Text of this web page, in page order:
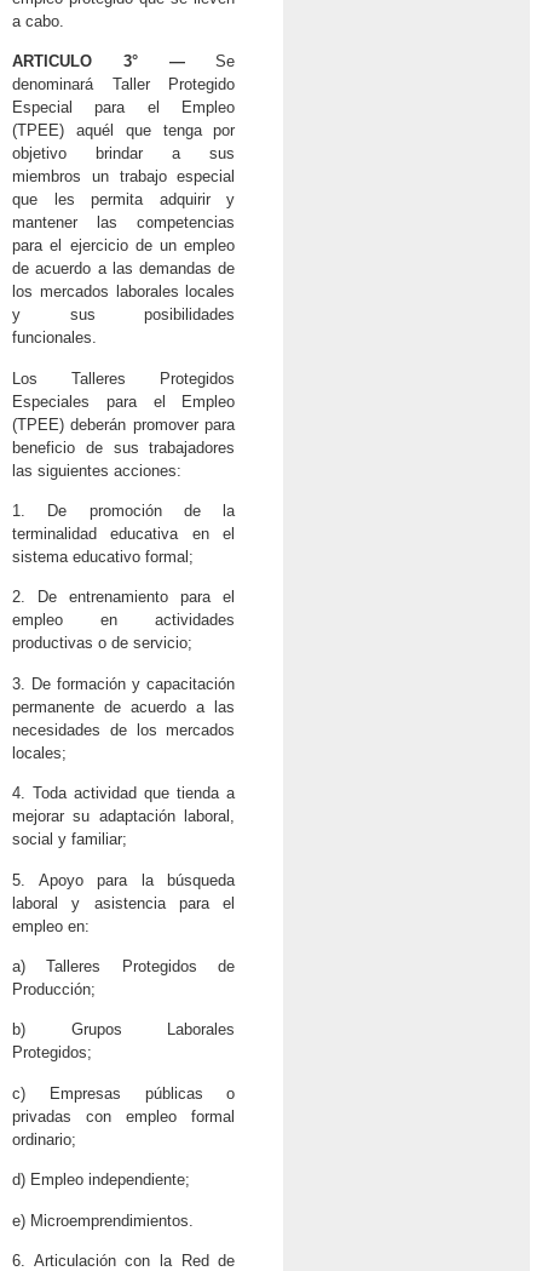
a cabo.
ARTICULO 3° —Se
denominará Taller Protegido
Especial para el Empleo
(TPEE) aquél que tenga por
objetivo brindar a sus
miembros un trabajo especial
que les permita adquirir y
mantener las competencias
para el ejercicio de un empleo
de acuerdo a las demandas de
los mercados laborales locales
y sus posibilidades
funcionales.
Los Talleres Protegidos
Especiales para el Empleo
(TPEE) deberán promover para
beneficio de sus trabajadores
las siguientes acciones:
1. De promoción de la
terminalidad educativa en el
sistema educativo formal;
2. De entrenamiento para el
empleo en actividades
productivas o de servicio;
3. De formación y capacitación
permanente de acuerdo a las
necesidades de los mercados
locales;
4. Toda actividad que tienda a
mejorar su adaptación laboral,
social y familiar;
5. Apoyo para la búsqueda
laboral y asistencia para el
empleo en:
a) Talleres Protegidos de
Producción;
b) Grupos Laborales
Protegidos;
c) Empresas públicas o
privadas con empleo formal
ordinario;
d) Empleo independiente;
e) Microemprendimientos.
6. Articulación con la Red de